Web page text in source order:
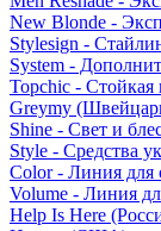
New Blonde -
Stylesign -
System -
Topchic - Стойкая
Greymy
Shine - Свет и
Style - Средства
Color - Линия для
Volume - Линия
Help Is Here